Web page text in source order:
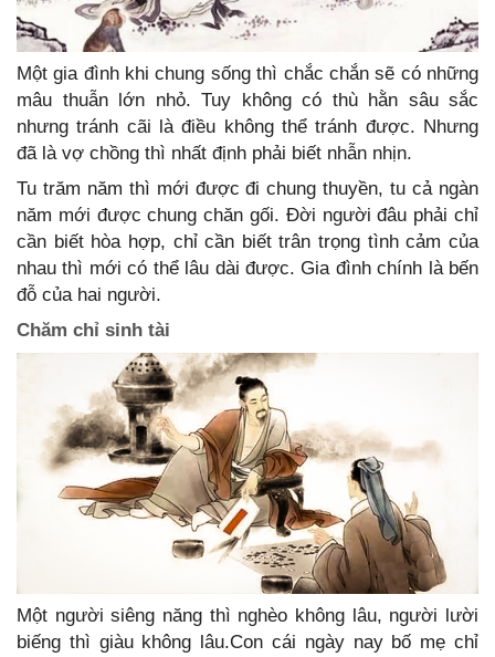
Một gia đình khi chung sống thì chắc chắn sẽ có những
mâu thuẫn lớn nhỏ. Tuy không có thù hằn sâu sắc
nhưng tránh cãi là điều không thể tránh được. Nhưng
đã là vợ chồng thì nhất định phải biết nhẫn nhịn.
Tu trăm năm thì mới được đi chung thuyền, tu cả ngàn
năm mới được chung chăn gối. Đời người đâu phải chỉ
cần biết hòa hợp, chỉ cần biết trân trọng tình cảm của
nhau thì mới có thể lâu dài được. Gia đình chính là bến
đỗ của hai người.
Chăm chỉ sinh tài
Một người siêng năng thì nghèo không lâu, người lười
biếng thì giàu không lâu.Con cái ngày nay bố mẹ chỉ